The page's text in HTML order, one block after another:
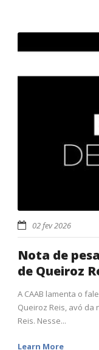
02 fev 2026
Nota de
de Queiroz
A CAAB lamenta o
Queiroz Reis, avó da
Reis. Nesse...
Learn More